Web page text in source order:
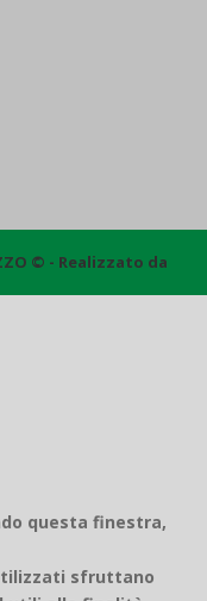
© - Realizzato da
questa finestra,
sfruttano